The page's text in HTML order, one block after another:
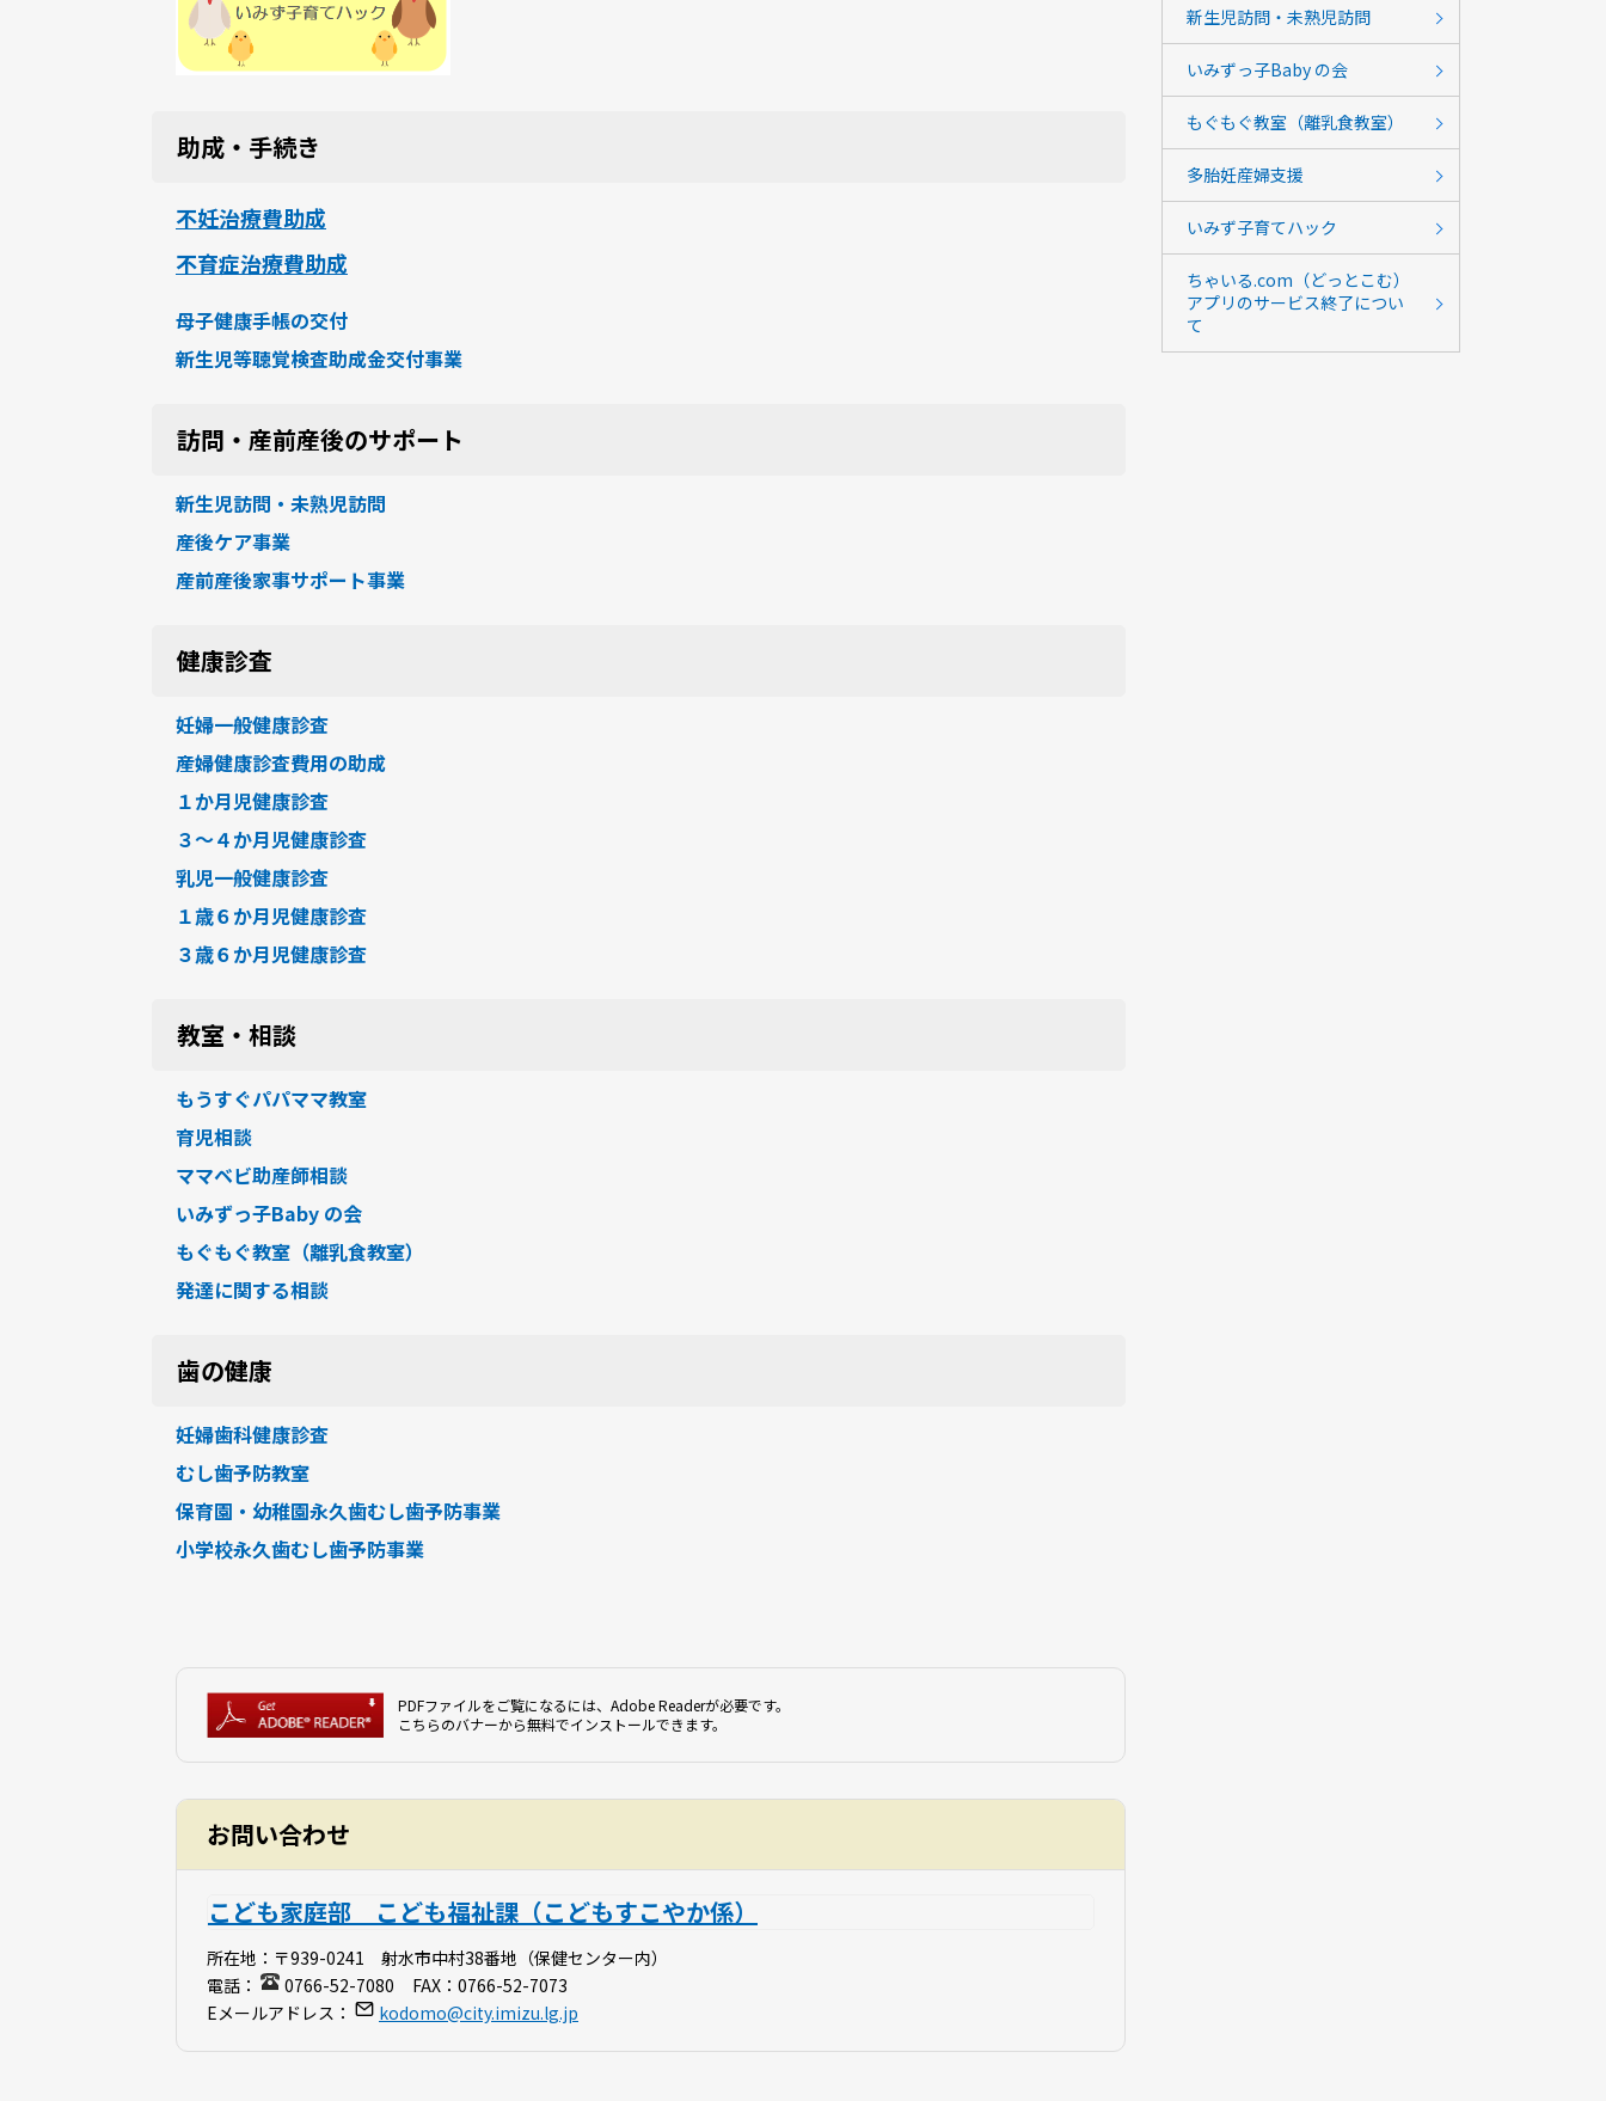
助成・手続き
不妊治療費助成
不育症治療費助成
母子健康手帳の交付
新生児等聴覚検査助成金交付事業
訪問・産前産後のサポート
新生児訪問・未熟児訪問
産後ケア事業
産前産後家事サポート事業
健康診査
妊婦一般健康診査
産婦健康診査費用の助成
１か月児健康診査
３～４か月児健康診査
乳児一般健康診査
１歳６か月児健康診査
３歳６か月児健康診査
教室・相談
もうすぐパパママ教室
育児相談
ママベビ助産師相談
いみずっ子Baby の会
もぐもぐ教室（離乳食教室）
発達に関する相談
歯の健康
妊婦歯科健康診査
むし歯予防教室
保育園・幼稚園永久歯むし歯予防事業
小学校永久歯むし歯予防事業
PDFファイルをご覧になるには、Adobe Readerが必要です。
こちらのバナーから無料でインストールできます。
お問い合わせ
こども家庭部 こども福祉課（こどもすこやか係）
所在地： 〒939-0241 射水市中村38番地（保健センター内）
電話：
0766-52-7080 FAX： 0766-52-7073
Eメールアドレス：
kodomo@city.imizu.lg.jp
新生児訪問・未熟児訪問
いみずっ子Baby の会
もぐもぐ教室（離乳食教室）
多胎妊産婦支援
いみず子育てハック
ちゃいる.com（どっとこむ）
アプリのサービス終了につい
て